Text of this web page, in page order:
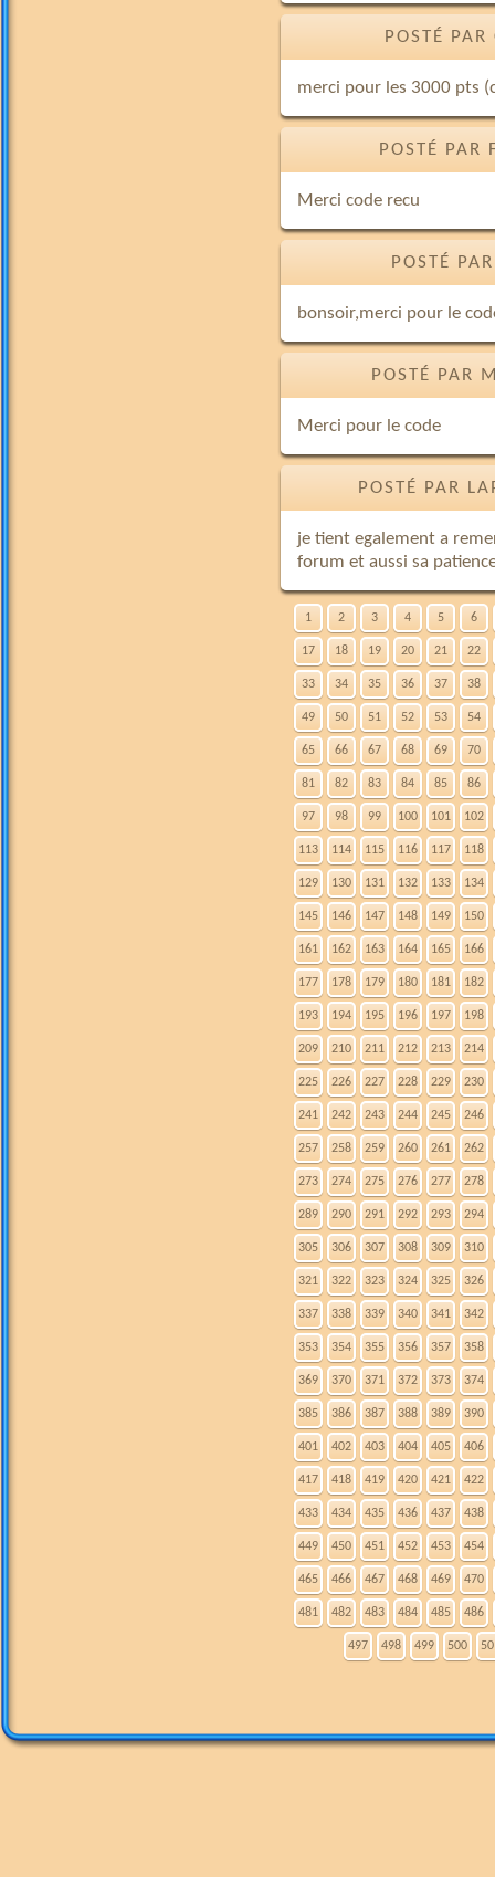
POSTÉ
merci pour les 3000 pts
POSTÉ
Merci code recu
POSTÉ
bonsoir,merci pour le
POSTÉ PAR
Merci pour le code
POSTÉ PAR
je tient egalement a
forum et aussi sa
1 2 3 4 5 6
17 18 19 20 21 22
33 34 35 36 37 38
49 50 51 52 53 54
65 66 67 68 69 70
81 82 83 84 85 86
97 98 99 100 101 102
113 114 115 116 117 118
129 130 131 132 133 134
145 146 147 148 149 150
161 162 163 164 165 166
177 178 179 180 181 182
193 194 195 196 197 198
209 210 211 212 213 214
225 226 227 228 229 230
241 242 243 244 245 246
257 258 259 260 261 262
273 274 275 276 277 278
289 290 291 292 293 294
305 306 307 308 309 310
321 322 323 324 325 326
337 338 339 340 341 342
353 354 355 356 357 358
369 370 371 372 373 374
385 386 387 388 389 390
401 402 403 404 405 406
417 418 419 420 421 422
433 434 435 436 437 438
449 450 451 452 453 454
465 466 467 468 469 470
481 482 483 484 485 486
497 498 499 500